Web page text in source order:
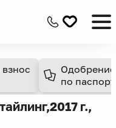
Одобрение
по
2017 г.,